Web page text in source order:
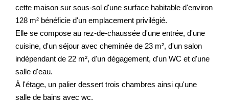
Mon Compte Transaction
cette maison sur sous-sol d'une surface habitable d'environ
128 m² bénéficie d'un emplacement privilégié.
Elle se compose au rez-de-chaussée d'une entrée, d'une
cuisine, d'un séjour avec cheminée de 23 m², d'un salon
indépendant de 22 m², d'un dégagement, d'un WC et d'une
salle d'eau.
À l'étage, un palier dessert trois chambres ainsi qu'une
salle de bains avec wc.